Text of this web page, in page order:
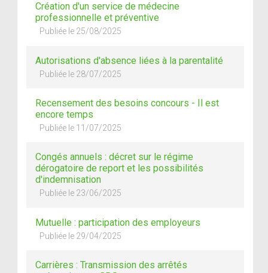
Création d'un service de médecine
professionnelle et préventive
Publiée le 25/08/2025
Autorisations d'absence liées à la parentalité
Publiée le 28/07/2025
Recensement des besoins concours - Il est
encore temps
Publiée le 11/07/2025
Congés annuels : décret sur le régime
dérogatoire de report et les possibilités
d'indemnisation
Publiée le 23/06/2025
Mutuelle : participation des employeurs
Publiée le 29/04/2025
Carrières : Transmission des arrêtés